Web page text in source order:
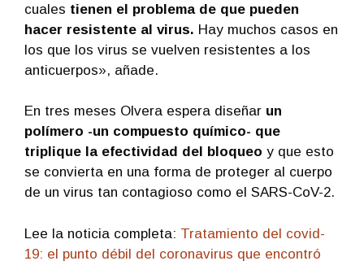
cuales tienen el problema de que pueden
hacer resistente al virus. Hay muchos casos en
los que los virus se vuelven resistentes a los
anticuerpos», añade.
En tres meses Olvera espera diseñar un
polímero -un compuesto químico- que
triplique la efectividad del bloqueo y que esto
se convierta en una forma de proteger al cuerpo
de un virus tan contagioso como el SARS-CoV-2.
Lee la noticia completa: Tratamiento del covid-
19: el punto débil del coronavirus que encontró